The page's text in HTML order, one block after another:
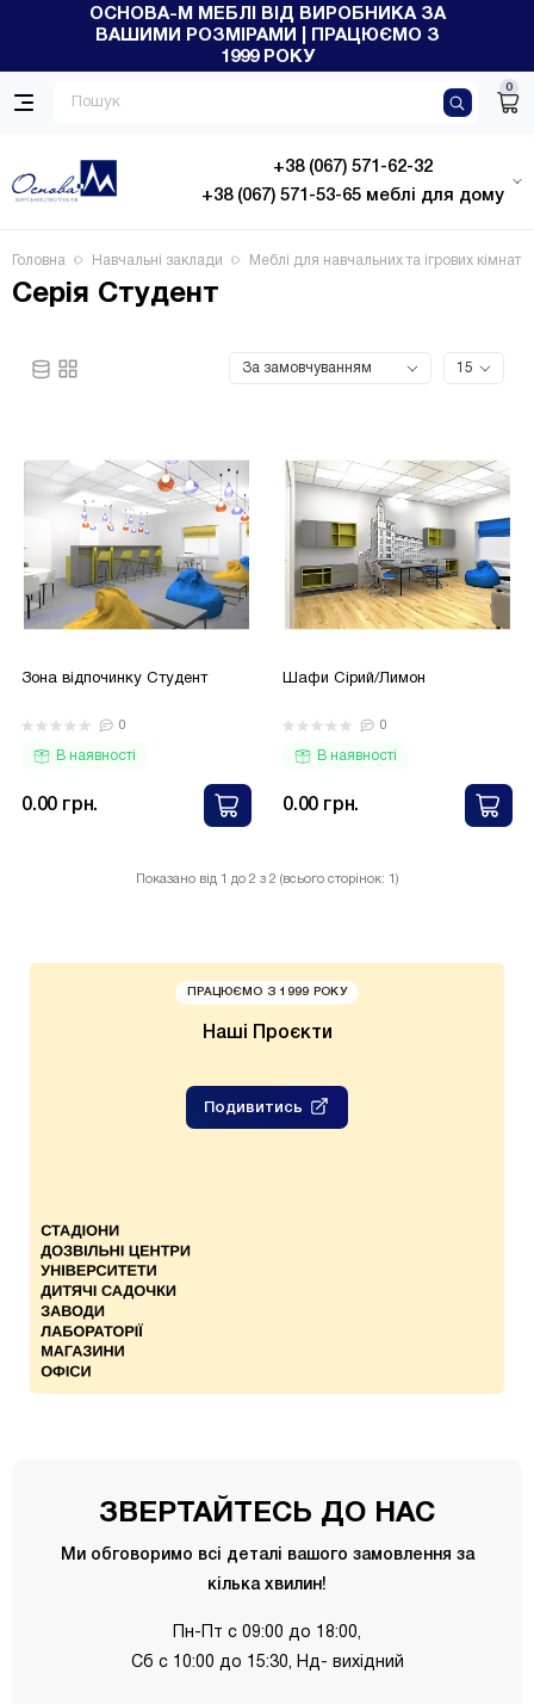
ОСНОВА-М МЕБЛІ ВІД ВИРОБНИКА ЗА
ВАШИМИ РОЗМІРАМИ | ПРАЦЮЄМО З
1999 РОКУ
0
+38 (067) 571-62-32
+38 (067) 571-53-65 меблі для дому
Головна Навчальні заклади Меблі для навчальних та ігрових кімнат
Серія Студент
ПРАЦЮЄМО З 1999 РОКУ
Наші Проєкти
Подивитись
Зона відпочинку Студент
0
В наявності
0.00 грн.
Шафи Сірий/Лимон
0
В наявності
0.00 грн.
Показано від 1 до 2 з 2 (всього сторінок: 1)
ЗВЕРТАЙТЕСЬ ДО НАС
Ми обговоримо всі деталі вашого замовлення за
кілька хвилин!
Пн-Пт с 09:00 до 18:00,
Сб с 10:00 до 15:30, Нд- вихідний